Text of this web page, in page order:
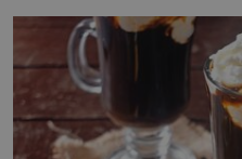
blízkosti. Nemusíte však
promyšlený jídelníček,